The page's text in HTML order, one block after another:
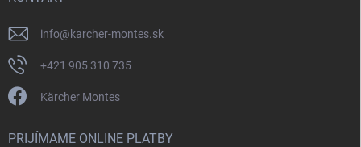
info@karcher-montes.sk
+421 905 310 735
Kärcher Montes
PRIJÍMAME ONLINE PLATBY